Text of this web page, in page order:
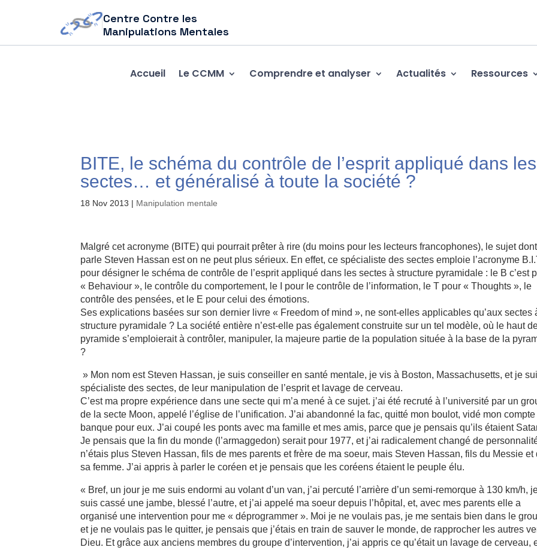
Centre Contre les
Manipulations Mentales
Accueil Le CCMM Comprendre et analyser Actualités Ressources
BITE, le schéma du contrôle de l’esprit appliqué dans les
sectes… et généralisé à toute la société ?
18 Nov 2013 | Manipulation mentale
Malgré cet acronyme (BITE) qui pourrait prêter à rire (du moins pour les lecteurs francophones), le sujet dont
parle Steven Hassan est on ne peut plus sérieux. En effet, ce spécialiste des sectes emploie l’acronyme
pour désigner le schéma de contrôle de l’esprit appliqué dans les sectes à structure pyramidale : le B c’est
« Behaviour », le contrôle du comportement, le I pour le contrôle de l’information, le T pour « Thoughts », le
contrôle des pensées, et le E pour celui des émotions.
Ses explications basées sur son dernier livre « Freedom of mind », ne sont-elles applicables qu’aux sectes
structure pyramidale ? La société entière n’est-elle pas également construite sur un tel modèle, où le haut
pyramide s’emploierait à contrôler, manipuler, la majeure partie de la population située à la base de la
?
» Mon nom est Steven Hassan, je suis conseiller en santé mentale, je vis à Boston, Massachusetts, et je
spécialiste des sectes, de leur manipulation de l’esprit et lavage de cerveau.
C’est ma propre expérience dans une secte qui m’a mené à ce sujet. j’ai été recruté à l’université par un
de la secte Moon, appelé l’église de l’unification. J’ai abandonné la fac, quitté mon boulot, vidé mon compte
banque pour eux. J’ai coupé les ponts avec ma famille et mes amis, parce que je pensais qu’ils étaient
Je pensais que la fin du monde (l’armaggedon) serait pour 1977, et j’ai radicalement changé de
n’étais plus Steven Hassan, fils de mes parents et frère de ma soeur, mais Steven Hassan, fils du Messie et
sa femme. J’ai appris à parler le coréen et je pensais que les coréens étaient le peuple élu.
« Bref, un jour je me suis endormi au volant d’un van, j’ai percuté l’arrière d’un semi-remorque à 130 km/h,
suis cassé une jambe, blessé l’autre, et j’ai appelé ma soeur depuis l’hôpital, et, avec mes parents elle a
organisé une intervention pour me « déprogrammer ». Moi je ne voulais pas, je me sentais bien dans le
et je ne voulais pas le quitter, je pensais que j’étais en train de sauver le monde, de rapprocher les autres
Dieu. Et grâce aux anciens membres du groupe d’intervention, j’ai appris ce qu’était un lavage de cerveau,